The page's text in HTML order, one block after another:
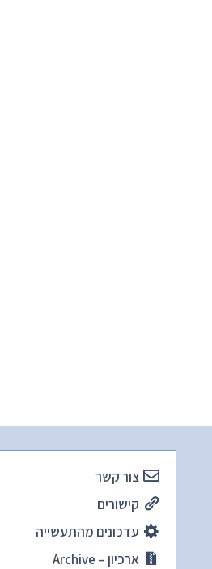
צור קשר
קישורים
עדכונים מהתעשייה
ארכיון – Archive